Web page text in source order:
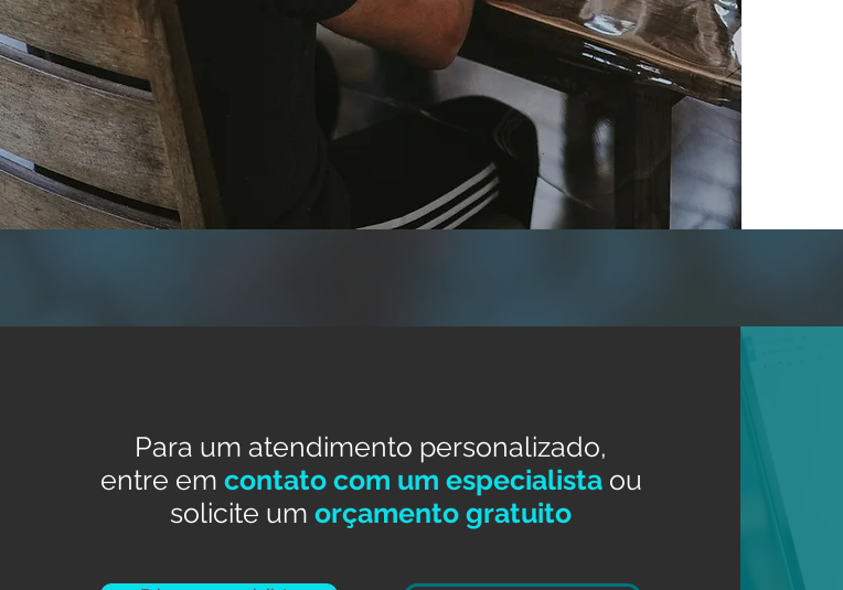
Para um atendimento personalizado,
entre em contato com um especialista ou
solicite umorçamento gratuito